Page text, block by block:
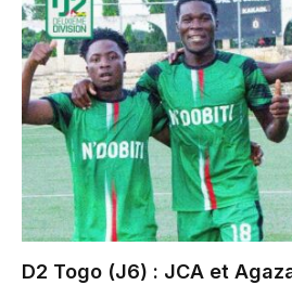
D2 Togo (J6) : JCA et